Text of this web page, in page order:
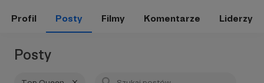
Profil Posty Filmy Komentarze Liderzy
Posty